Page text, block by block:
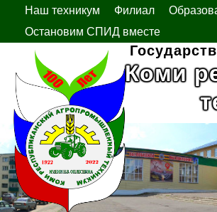
Наш техникум Филиал
Остановим СПИД вместе
Коми